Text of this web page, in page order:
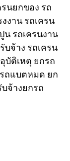
นยกของ รถ
งาน รถเครน
น รถเครนงาน
บจ้าง รถเครน
บัติเหตุ ยกรถ
ถแบตหมด ยก
จ้างยกรถ